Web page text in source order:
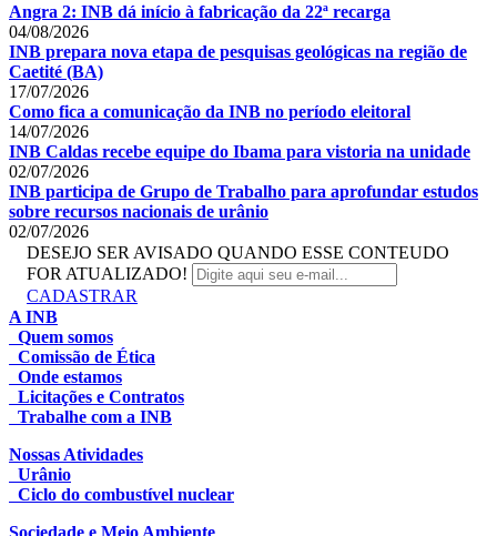
Angra 2: INB dá início à fabricação da 22ª recarga
04/08/2026
INB prepara nova etapa de pesquisas geológicas na região de
Caetité (BA)
17/07/2026
Como fica a comunicação da INB no período eleitoral
14/07/2026
INB Caldas recebe equipe do Ibama para vistoria na unidade
02/07/2026
INB participa de Grupo de Trabalho para aprofundar estudos
sobre recursos nacionais de urânio
02/07/2026
DESEJO SER AVISADO QUANDO ESSE CONTEUDO
FOR ATUALIZADO!
CADASTRAR
A INB
Quem somos
Comissão de Ética
Onde estamos
Licitações e Contratos
Trabalhe com a INB
Nossas Atividades
Urânio
Ciclo do combustível nuclear
Sociedade e Meio Ambiente